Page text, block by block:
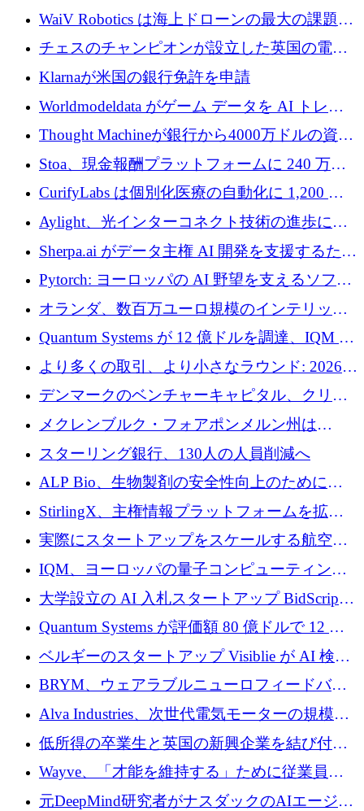
コラボレーションを強化するために 47 万ユー
WaiV Robotics は海上ドローンの最大の課題の
1 つをどのように解決しているか
チェスのチャンピオンが設立した英国の電池
材料スタートアップ TaiSan が 465 万ポンドを
Klarnaが米国の銀行免許を申請
Worldmodeldata がゲーム データを AI トレー
ニングに変えるために 700 万ポンドを獲得
Thought Machineが銀行から4000万ドルの資金
調達、年間収益1億ドルを突破
Stoa、現金報酬プラットフォームに 240 万ド
ルを確保
CurifyLabs は個別化医療の自動化に 1,200 万
ユーロを寄付
Aylight、光インターコネクト技術の進歩に向
けて450万ユーロのプレシードラウンドを終了
Sherpa.ai がデータ主権 AI 開発を支援するため
に 1,800 万ドルを調達
Pytorch: ヨーロッパの AI 野望を支えるソフト
ウェア層
オランダ、数百万ユーロ規模のインテリック
との提携で軍用ドローンにソフトウェアファ
ースト戦略を採用
Quantum Systems が 12 億ドルを調達、IQM が
米国の主要取引所で初の欧州量子企業とな
る、6 月に欧州のスタートアップ資金調達
より多くの取引、より小さなラウンド: 2026
年 6 月に欧州のスタートアップ資金調達
デンマークのベンチャーキャピタル、クリメ
ンタム・キャピタルが気候変動対策ハードウ
ェア投資として初回クローズで6,000万ユーロ
を確保
メクレンブルク・フォアポンメルン州は
Nextcloud を州全体に展開し、オープンソース
戦略を拡大
スターリング銀行、130人の人員削減へ
ALP Bio、生物製剤の安全性向上のために
Venture Kick から 16 万 1,000 ユーロを調達
StirlingX、主権情報プラットフォームを拡張
するためにシリーズ A で 2,000 万ドルを確保
実際にスタートアップをスケールする航空イ
ノベーション モデルを学ぶ
IQM、ヨーロッパの量子コンピューティング
企業として初めて米国の主要取引所に上場
大学設立の AI 入札スタートアップ BidScript
がプレシード資金総額 100 万ドルを突破
Quantum Systems が評価額 80 億ドルで 12 億
ドルを調達
ベルギーのスタートアップ Visiblie が AI 検索
の可視化のために 50 万ユーロを調達
BRYM、ウェアラブルニューロフィードバッ
クプラットフォームの開発に65万ユーロを確
Alva Industries、次世代電気モーターの規模拡
大に 1,600 万ユーロを調達
低所得の卒業生と英国の新興企業を結び付け
るためにCommon Pathを開始
Wayve、「才能を維持する」ために従業員に
8,500万ドルの株式公開買い付けを実施
元DeepMind研究者がナスダックのAIエージェ